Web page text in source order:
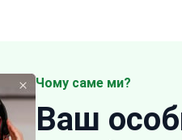
Чому саме ми?
Ваш